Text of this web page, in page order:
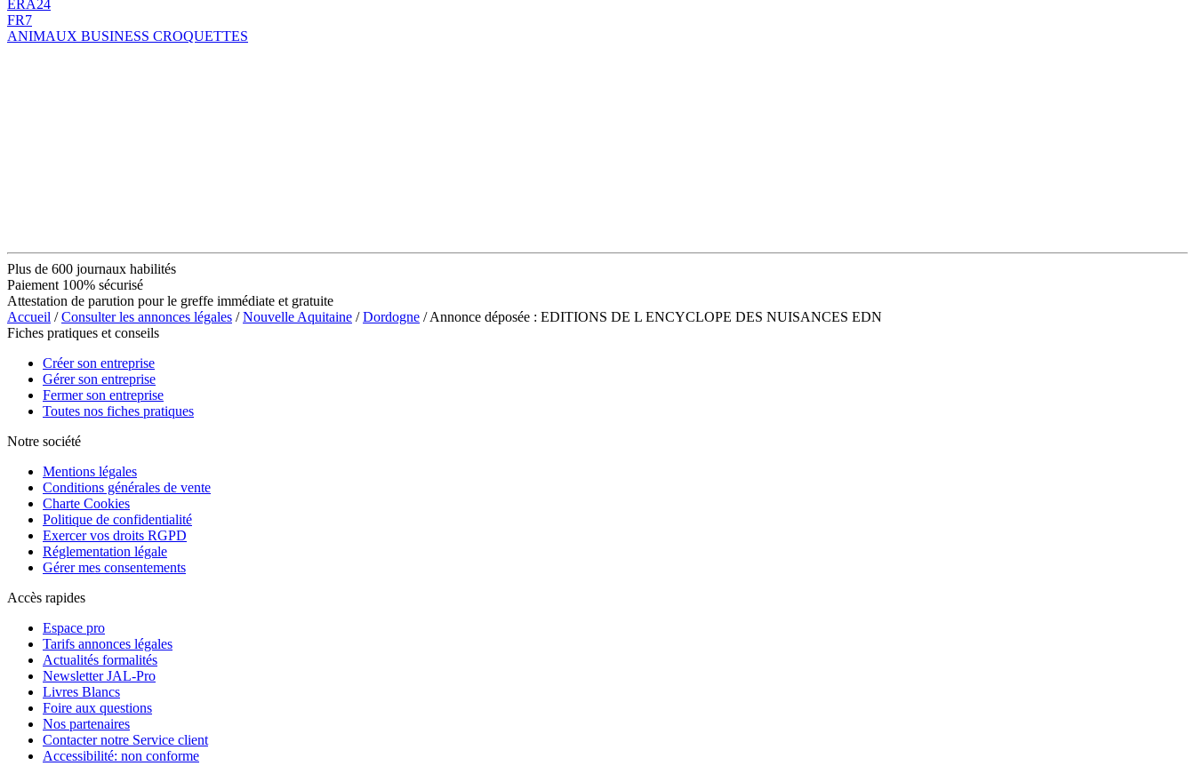
ERA24
FR7
ANIMAUX BUSINESS CROQUETTES
Plus de 600 journaux habilités
Paiement 100% sécurisé
Attestation de parution pour le greffe immédiate et gratuite
Accueil /Consulter les annonces légales /Nouvelle Aquitaine /Dordogne / Annonce déposée : EDITIONS DE L ENCYCLOPE DES NUISANCES EDN
Fiches pratiques et conseils
Créer son entreprise
Gérer son entreprise
Fermer son entreprise
Toutes nos fiches pratiques
Notre société
Mentions légales
Conditions générales de vente
Charte Cookies
Politique de confidentialité
Exercer vos droits RGPD
Réglementation légale
Gérer mes consentements
Accès rapides
Espace pro
Tarifs annonces légales
Actualités formalités
Newsletter JAL-Pro
Livres Blancs
Foire aux questions
Nos partenaires
Contacter notre Service client
Accessibilité: non conforme